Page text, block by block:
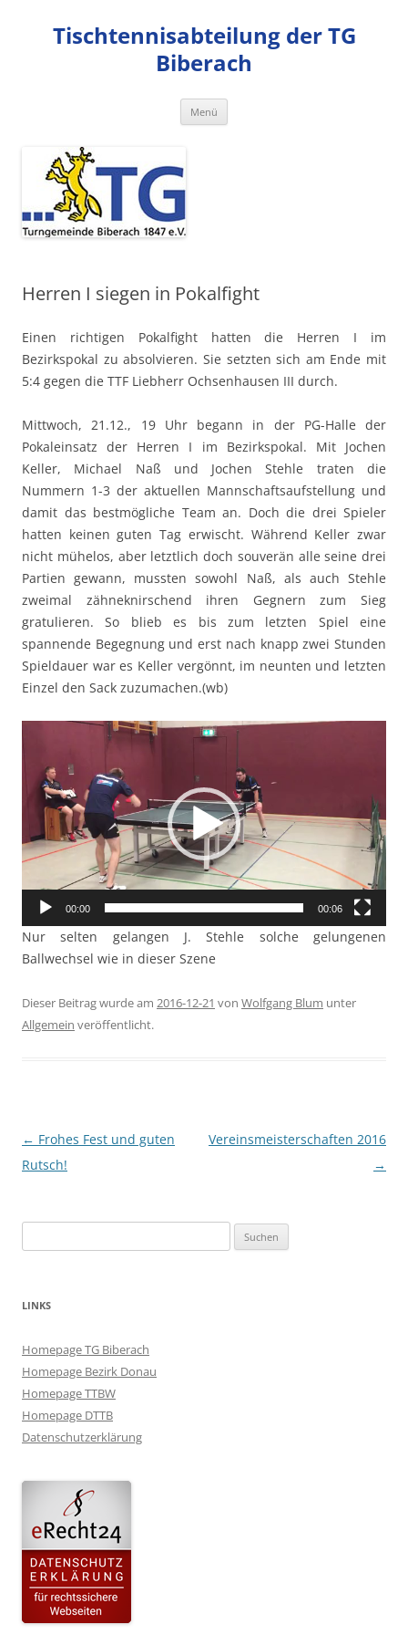
springenTischtennisabteilung der TG
Biberach
Menü
Herren I siegen in Pokalfight
Einen richtigen Pokalfight hatten die Herren I im
Bezirkspokal zu absolvieren. Sie setzten sich am Ende mit
5:4 gegen die TTF Liebherr Ochsenhausen III durch.
Mittwoch, 21.12., 19 Uhr begann in der PG-Halle der
Pokaleinsatz der Herren I im Bezirkspokal. Mit Jochen
Keller, Michael Naß und Jochen Stehle traten die
Nummern 1-3 der aktuellen Mannschaftsaufstellung und
damit das bestmögliche Team an. Doch die drei Spieler
hatten keinen guten Tag erwischt. Während Keller zwar
nicht mühelos, aber letztlich doch souverän alle seine drei
Partien gewann, mussten sowohl Naß, als auch Stehle
zweimal zähneknirschend ihren Gegnern zum Sieg
gratulieren. So blieb es bis zum letzten Spiel eine
spannende Begegnung und erst nach knapp zwei Stunden
Spieldauer war es Keller vergönnt, im neunten und letzten
Einzel den Sack zuzumachen.(wb)
00:00 00:06
Nur selten gelangen J. Stehle solche gelungenen
Ballwechsel wie in dieser Szene
Dieser Beitrag wurde am 2016-12-21 von Wolfgang Blum unter
Allgemein veröffentlicht.
Beitragsnavigation
← Frohes Fest und guten
Rutsch!
Vereinsmeisterschaften 2016
→
nach:
LINKS
Homepage TG Biberach
Homepage Bezirk Donau
Homepage TTBW
Homepage DTTB
Datenschutzerklärung